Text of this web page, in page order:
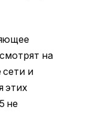
на
и
этих
не